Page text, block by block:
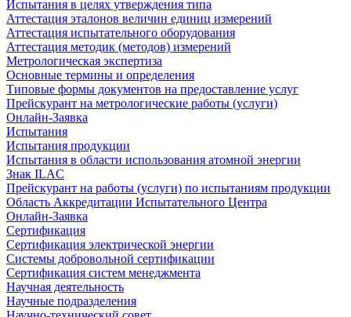
Испытания в целях утверждения типа
Аттестация эталонов величин единиц измерений
Аттестация испытательного оборудования
Аттестация методик (методов) измерений
Метрологическая экспертиза
Основные термины и определения
Типовые формы документов на предоставление услуг
Прейскурант на метрологические работы (услуги)
Онлайн-Заявка
Испытания
Испытания продукции
Испытания в области использования атомной энергии
Знак ILAC
Прейскурант на работы (услуги) по испытаниям продукции
Область Аккредитации Испытательного Центра
Онлайн-Заявка
Сертификация
Сертификация электрической энергии
Системы добровольной сертификации
Сертификация систем менеджмента
Научная деятельность
Научные подразделения